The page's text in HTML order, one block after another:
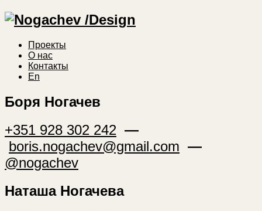
Проекты
О нас
Контакты
En
Боря Ногачев
+351 928 302 242 —
boris.nogachev@gmail.com —
@nogachev
Наташа Ногачева